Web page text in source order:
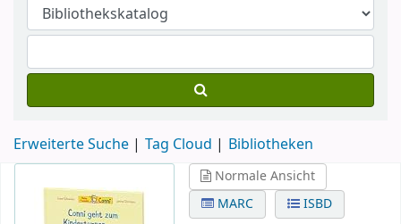
Erweiterte Suche Tag Cloud Bibliotheken
Normale Ansicht
MARC
ISBD